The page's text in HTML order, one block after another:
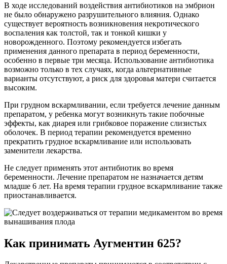
В ходе исследований воздействия антибиотиков на эмбрион
не было обнаружено разрушительного влияния. Однако
существует вероятность возникновения некротического
воспаления как толстой, так и тонкой кишки у
новорожденного. Поэтому рекомендуется избегать
применения данного препарата в период беременности,
особенно в первые три месяца. Использование антибиотика
возможно только в тех случаях, когда альтернативные
варианты отсутствуют, а риск для здоровья матери считается
высоким.
При грудном вскармливании, если требуется лечение данным
препаратом, у ребенка могут возникнуть такие побочные
эффекты, как диарея или грибковое поражение слизистых
оболочек. В период терапии рекомендуется временно
прекратить грудное вскармливание или использовать
заменители лекарства.
Не следует применять этот антибиотик во время
беременности. Лечение препаратом не назначается детям
младше 6 лет. На время терапии грудное вскармливание также
приостанавливается.
Как принимать Аугментин 625?